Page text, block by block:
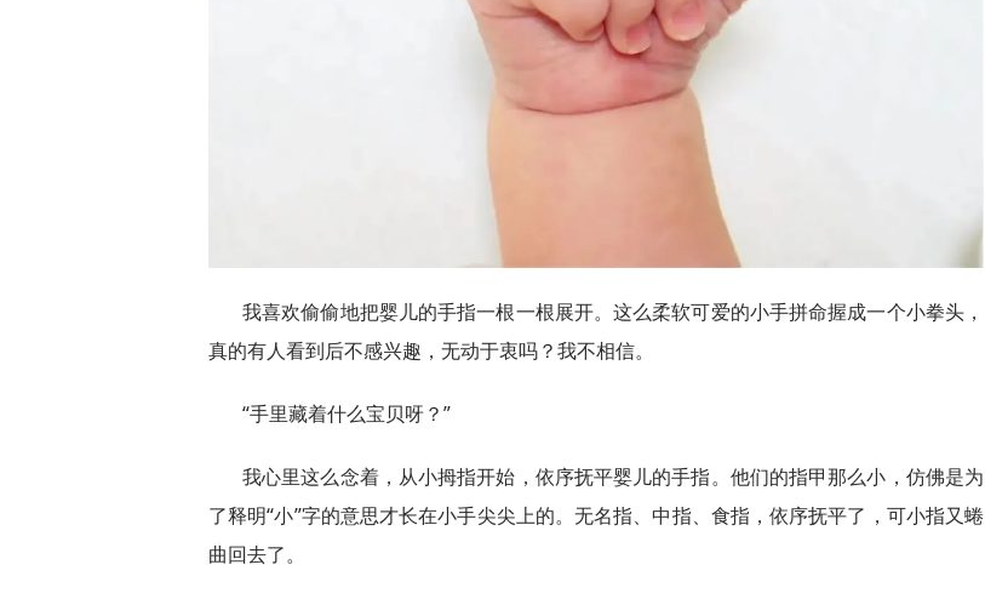
我喜欢偷偷地把婴儿的手指一根一根展开。这么柔软可爱的小手拼命握成一个小拳头，
真的有人看到后不感兴趣，无动于衷吗？我不相信。
“手里藏着什么宝贝呀？”
我心里这么念着，从小拇指开始，依序抚平婴儿的手指。他们的指甲那么小，仿佛是为
了释明“小”字的意思才长在小手尖尖上的。无名指、中指、食指，依序抚平了，可小指又蜷
曲回去了。